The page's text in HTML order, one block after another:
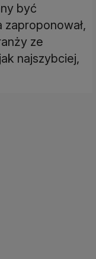
być
ze
najszybciej,